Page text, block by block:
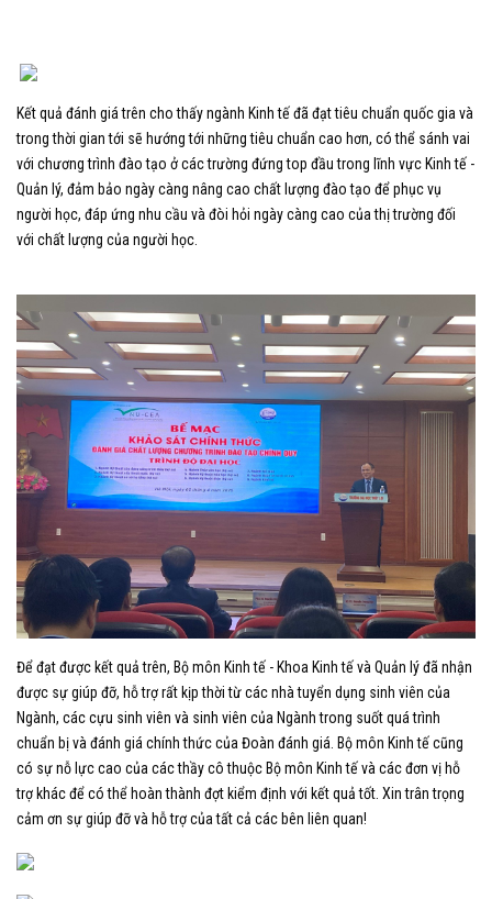
Kết quả đánh giá trên cho thấy ngành Kinh tế đã đạt tiêu chuẩn quốc gia và
trong thời gian tới sẽ hướng tới những tiêu chuẩn cao hơn, có thể sánh vai
với chương trình đào tạo ở các trường đứng top đầu trong lĩnh vực Kinh tế -
Quản lý, đảm bảo ngày càng nâng cao chất lượng đào tạo để phục vụ
người học, đáp ứng nhu cầu và đòi hỏi ngày càng cao của thị trường đối
với chất lượng của người học.
Để đạt được kết quả trên, Bộ môn Kinh tế - Khoa Kinh tế và Quản lý đã nhận
được sự giúp đỡ, hỗ trợ rất kịp thời từ các nhà tuyển dụng sinh viên của
Ngành, các cựu sinh viên và sinh viên của Ngành trong suốt quá trình
chuẩn bị và đánh giá chính thức của Đoàn đánh giá. Bộ môn Kinh tế cũng
có sự nỗ lực cao của các thầy cô thuộc Bộ môn Kinh tế và các đơn vị hỗ
trợ khác để có thể hoàn thành đợt kiểm định với kết quả tốt. Xin trân trọng
cảm ơn sự giúp đỡ và hỗ trợ của tất cả các bên liên quan!